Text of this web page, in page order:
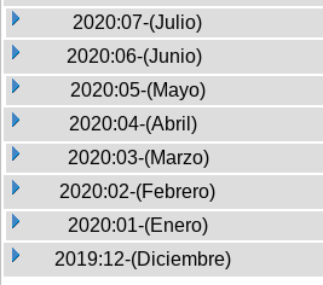
2020:07-(Julio)
2020:06-(Junio)
2020:05-(Mayo)
2020:04-(Abril)
2020:03-(Marzo)
2020:02-(Febrero)
2020:01-(Enero)
2019:12-(Diciembre)